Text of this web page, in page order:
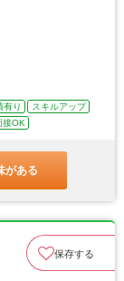
有り
スキルアップ
接OK
がある
保存する